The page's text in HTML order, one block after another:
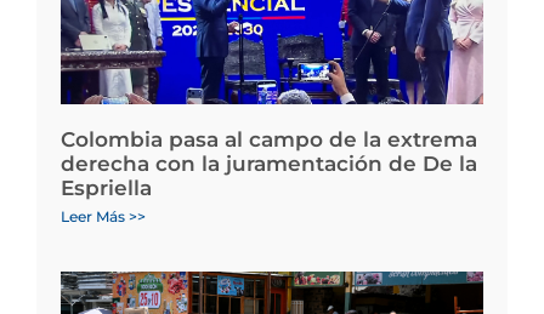
Colombia pasa al campo de la extrema
derecha con la juramentación de De la
Espriella
Leer Más >>